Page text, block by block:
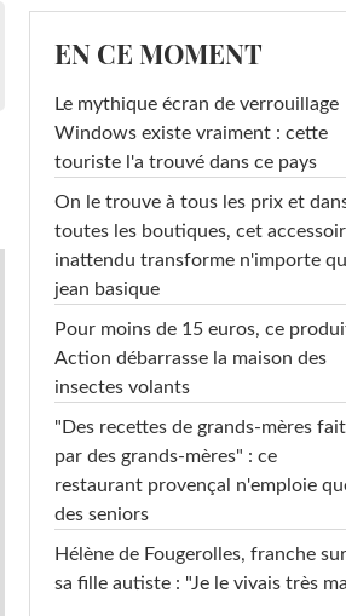
EN CE MOMENT
Le mythique écran de verrouillage
Windows existe vraiment : cette
touriste l'a trouvé dans ce pays
On le trouve à tous les prix et
toutes les boutiques, cet
inattendu transforme n'importe
jean basique
Pour moins de 15 euros, ce
Action débarrasse la maison des
insectes volants
"Des recettes de grands-mères
par des grands-mères" : ce
restaurant provençal n'emploie
des seniors
Hélène de Fougerolles, franche sur
sa fille autiste : "Je le vivais très